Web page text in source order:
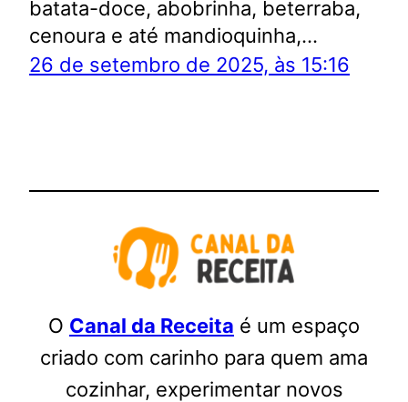
batata-doce, abobrinha, beterraba,
cenoura e até mandioquinha,…
26 de setembro de 2025, às 15:16
O Canal da Receita é um espaço
criado com carinho para quem ama
cozinhar, experimentar novos